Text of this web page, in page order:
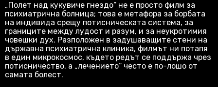
„Полет над кукувиче гнездо“ не е просто филм за
психиатрична болница; това е метафора за борбата
на индивида срещу потисническата система, за
границите между лудост и разум, и за неукротимия
човешки дух. Разположен в задушаващите стени на
държавна психиатрична клиника, филмът ни потапя
в един микрокосмос, където редът се поддържа чрез
потисничество, а „лечението“ често е по-лошо от
самата болест.